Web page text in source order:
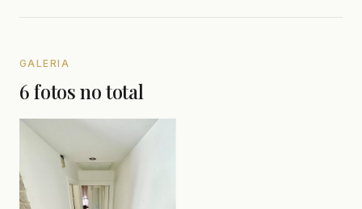
GALERIA
6 fotos no total